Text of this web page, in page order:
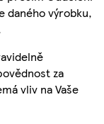
daného výrobku,
za
vliv na Vaše